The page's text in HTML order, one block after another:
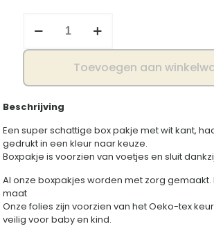
met
Toevoegen aan
Beschrijving
Een super schattige box pakje met wit kant,
gedrukt in een kleur naar keuze.
Boxpakje is voorzien van voetjes en sluit
Al onze boxpakjes worden met zorg gemaakt.
maat
Onze folies zijn voorzien van het Oeko-tex
veilig voor baby en kind.